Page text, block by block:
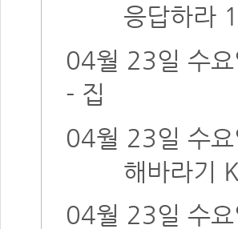
응답하라
04월 23일 수요
- 집
04월 23일 수요
해바라기 K
04월 23일 수요